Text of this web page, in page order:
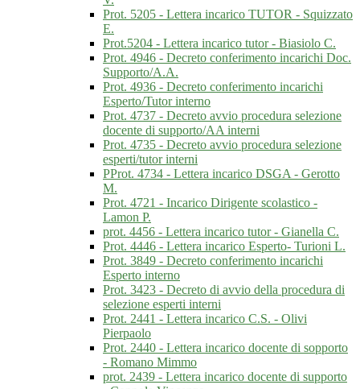
Prot. 5205 - Lettera incarico TUTOR - Squizzato
E.
Prot.5204 - Lettera incarico tutor - Biasiolo C.
Prot. 4946 - Decreto conferimento incarichi Doc.
Supporto/A.A.
Prot. 4936 - Decreto conferimento incarichi
Esperto/Tutor interno
Prot. 4737 - Decreto avvio procedura selezione
docente di supporto/AA interni
Prot. 4735 - Decreto avvio procedura selezione
esperti/tutor interni
PProt. 4734 - Lettera incarico DSGA - Gerotto
M.
Prot. 4721 - Incarico Dirigente scolastico -
Lamon P.
prot. 4456 - Lettera incarico tutor - Gianella C.
Prot. 4446 - Lettera incarico Esperto- Turioni L.
Prot. 3849 - Decreto conferimento incarichi
Esperto interno
Prot. 3423 - Decreto di avvio della procedura di
selezione esperti interni
Prot. 2441 - Lettera incarico C.S. - Olivi
Pierpaolo
Prot. 2440 - Lettera incarico docente di sopporto
- Romano Mimmo
prot. 2439 - Lettera incarico docente di supporto